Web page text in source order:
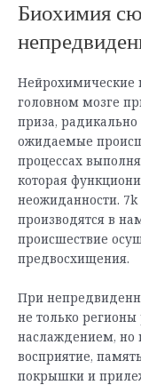
Биохимия
головном мозге
приза, радикально
ожидаемые
процессах
которая
неожиданности.
производятся в
происшествие
предвосхищения.
При
не только
наслаждением, но
восприятие,
покрышки и